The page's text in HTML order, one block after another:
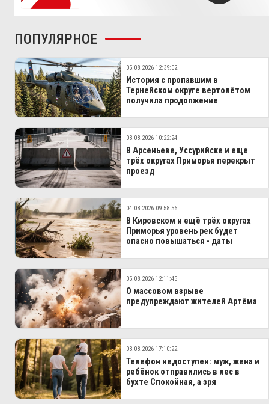
ПОПУЛЯРНОЕ
05.08.2026 12:39:02
История с пропавшим в
Тернейском округе вертолётом
получила продолжение
03.08.2026 10:22:24
В Арсеньеве, Уссурийске и еще
трёх округах Приморья перекрыт
проезд
04.08.2026 09:58:56
В Кировском и ещё трёх округах
Приморья уровень рек будет
опасно повышаться - даты
05.08.2026 12:11:45
О массовом взрыве
предупреждают жителей Артёма
03.08.2026 17:10:22
Телефон недоступен: муж, жена и
ребёнок отправились в лес в
бухте Спокойная, а зря